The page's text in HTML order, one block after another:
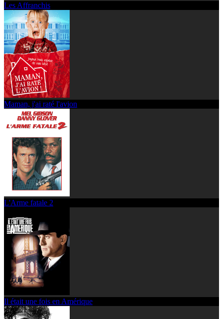
Les Affranchis
Maman, j'ai raté l'avion
L'Arme fatale 2
Il était une fois en Amérique